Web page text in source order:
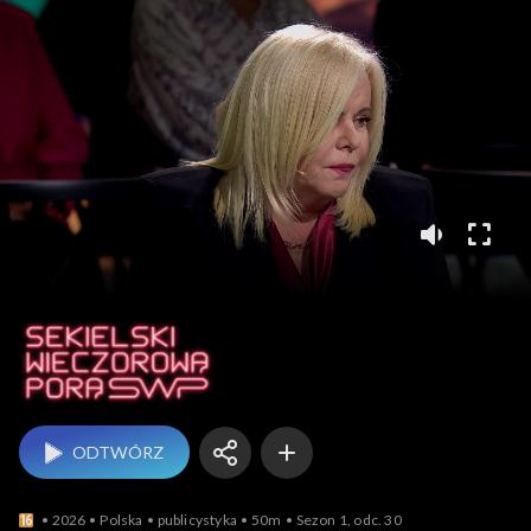
Sekielski wieczorową
ODTWÓRZ
2026 Polska publicystyka 50m Sezon 1, odc. 30